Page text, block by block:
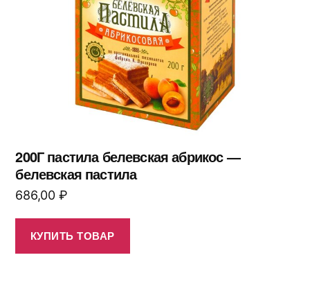
200Г пастила белевская абрикос —
белевская пастила
686,00 ₽
КУПИТЬ ТОВАР